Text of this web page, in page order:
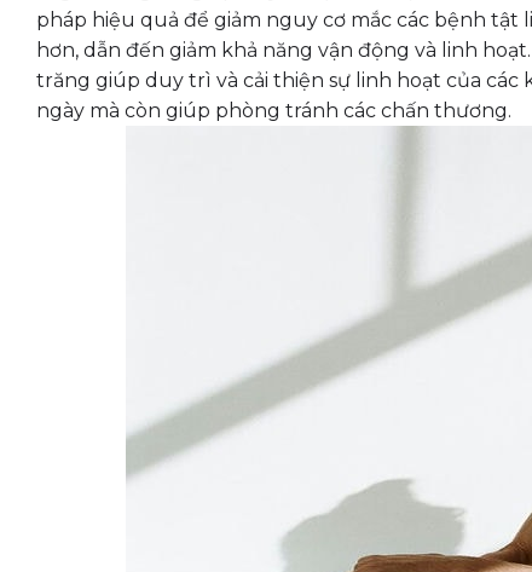
pháp hiệu quả để giảm nguy cơ mắc các bệnh tật
hơn, dẫn đến giảm khả năng vận động và linh
trăng giúp duy trì và cải thiện sự linh hoạt của các
ngày mà còn giúp phòng tránh các chấn thương.